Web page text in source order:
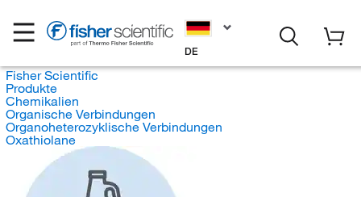
DE
Fisher Scientific
Produkte
Chemikalien
Organische Verbindungen
Organoheterozyklische Verbindungen
Oxathiolane